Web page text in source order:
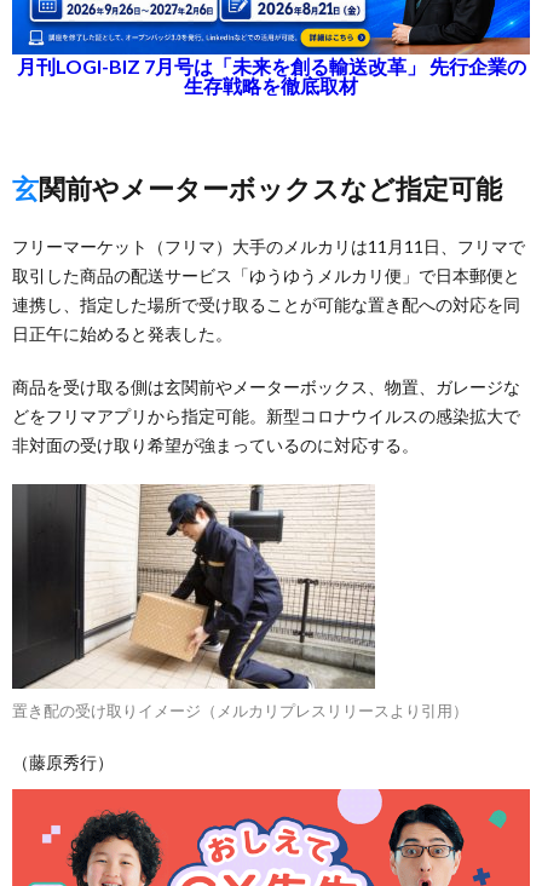
月刊LOGI-BIZ 7月号は「未来を創る輸送改革」 先行企業の
生存戦略を徹底取材
玄関前やメーターボックスなど指定可能
フリーマーケット（フリマ）大手のメルカリは11月11日、フリマで
取引した商品の配送サービス「ゆうゆうメルカリ便」で日本郵便と
連携し、指定した場所で受け取ることが可能な置き配への対応を同
日正午に始めると発表した。
商品を受け取る側は玄関前やメーターボックス、物置、ガレージな
どをフリマアプリから指定可能。新型コロナウイルスの感染拡大で
非対面の受け取り希望が強まっているのに対応する。
置き配の受け取りイメージ（メルカリプレスリリースより引用）
（藤原秀行）